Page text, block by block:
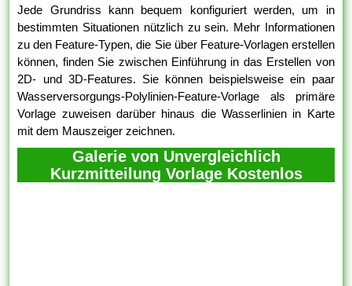
Jede Grundriss kann bequem konfiguriert werden, um in
bestimmten Situationen nützlich zu sein. Mehr Informationen
zu den Feature-Typen, die Sie über Feature-Vorlagen erstellen
können, finden Sie zwischen Einführung in das Erstellen von
2D- und 3D-Features. Sie können beispielsweise ein paar
Wasserversorgungs-Polylinien-Feature-Vorlage als primäre
Vorlage zuweisen darüber hinaus die Wasserlinien in Karte
mit dem Mauszeiger zeichnen.
Galerie von Unvergleichlich
Kurzmitteilung Vorlage Kostenlos